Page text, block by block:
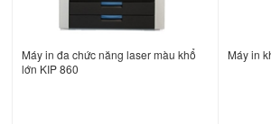
Máy in đa chức năng laser màu khổ
lớn KIP 860
Máy in